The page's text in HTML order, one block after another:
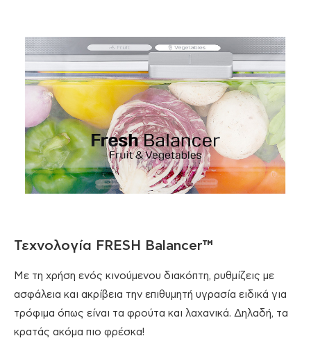
Τεχνολογία FRESH Balancer™
Με τη χρήση ενός κινούμενου διακόπτη, ρυθμίζεις με
ασφάλεια και ακρίβεια την επιθυμητή υγρασία ειδικά για
τρόφιμα όπως είναι τα φρούτα και λαχανικά. Δηλαδή, τα
κρατάς ακόμα πιο φρέσκα!